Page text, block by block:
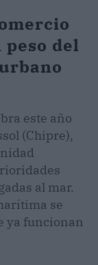
del
este año
(Chipre),
al mar.
se
ya funcionan